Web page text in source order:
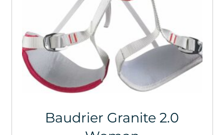
Baudrier Granite 2.0